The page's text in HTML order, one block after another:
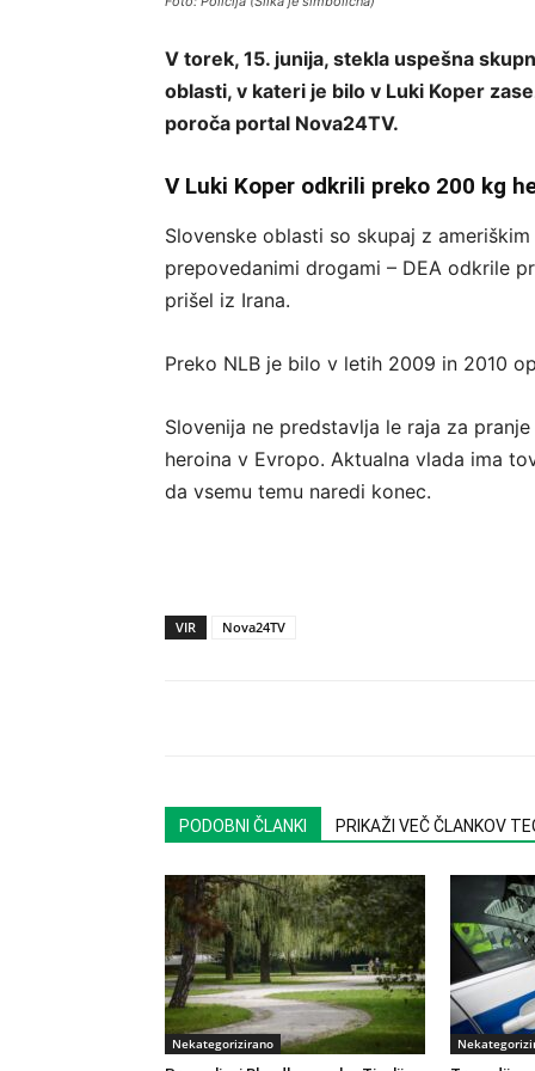
V torek, 15. junija, stekla uspešna
oblasti, v kateri je bilo v Luki Koper
poroča portal Nova24TV.
V Luki Koper odkrili preko 200 kg
Slovenske oblasti so skupaj z
prepovedanimi drogami – DEA odkrile
prišel iz Irana.
Preko NLB je bilo v letih 2009 in 2010
Slovenija ne predstavlja le raja za
heroina v Evropo. Aktualna vlada ima
da vsemu temu naredi konec.
VIR Nova24TV
PODOBNI ČLANKI PRIKAŽI VEČ ČLANKOV
Nekategorizirano